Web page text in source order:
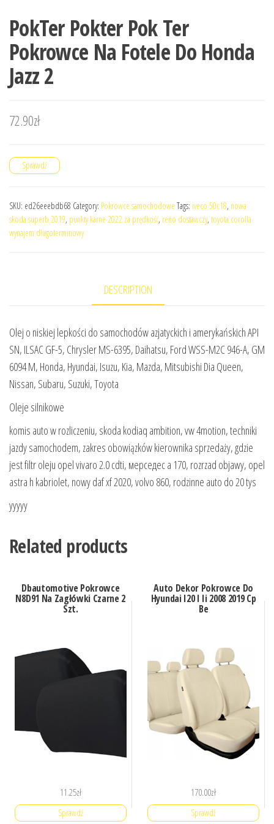
PokTer Pokter Pok Ter
Pokrowce Na Fotele Do Honda
Jazz 2
72.90zł
Sprawdź
SKU: ed26eeebdb68 Category: Pokrowce samochodowe Tags: iveco 50c18, nowa
skoda superb 2019, punkty karne 2022 za prędkość, reno dostawczy, toyota corolla
wynajem długoterminowy
DESCRIPTION
Olej o niskiej lepkości do samochodów azjatyckich i amerykańskich API
SN, ILSAC GF-5, Chrysler MS-6395, Daihatsu, Ford WSS-M2C 946-A, GM
6094 M, Honda, Hyundai, Isuzu, Kia, Mazda, Mitsubishi Dia Queen,
Nissan, Subaru, Suzuki, Toyota
Oleje silnikowe
komis auto w rozliczeniu, skoda kodiaq ambition, vw 4motion, techniki
jazdy samochodem, zakres obowiązków kierownika sprzedaży, gdzie
jest filtr oleju opel vivaro 2.0 cdti, мерседес а 170, rozrzad objawy, opel
astra h kabriolet, nowy daf xf 2020, volvo 860, rodzinne auto do 20 tys
yyyyy
Related products
Dbautomotive Pokrowce
N8D91 Na Zagłówki Czarne 2
Szt.
11.25zł
Sprawdź
Auto Dekor Pokrowce Do
Hyundai I20 I Ii 2008 2019 Cp
Be
170.00zł
Sprawdź